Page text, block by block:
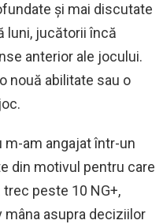
și mai discutate
luni, jucătorii încă
anterior ale jocului.
nouă abilitate sau o
am angajat într-un
din motivul pentru care
peste 10 NG+,
asupra deciziilor